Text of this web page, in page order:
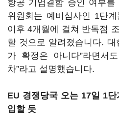
항공 기업결합 승인 여부
위원회는 예비심사인 1단
이후 4개월에 걸쳐 반독점
할 것으로 알려졌습니다. 대
가 확정은 아니다”라면서
차”라고 설명했습니다.
EU 경쟁당국 오는 17일 1
입할 듯